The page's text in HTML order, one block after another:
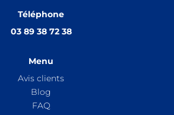
Téléphone
03 89 38 72 38
Menu
Avis clients
Blog
FAQ